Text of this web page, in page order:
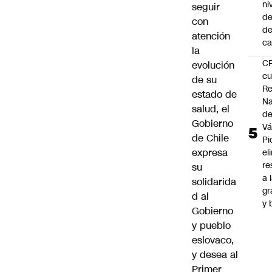
seguir
con
atención
la
evolución
de su
estado de
salud, el
Gobierno
de Chile
expresa
su
solidarida
d al
Gobierno
y pueblo
eslovaco,
y desea al
Primer
a
y